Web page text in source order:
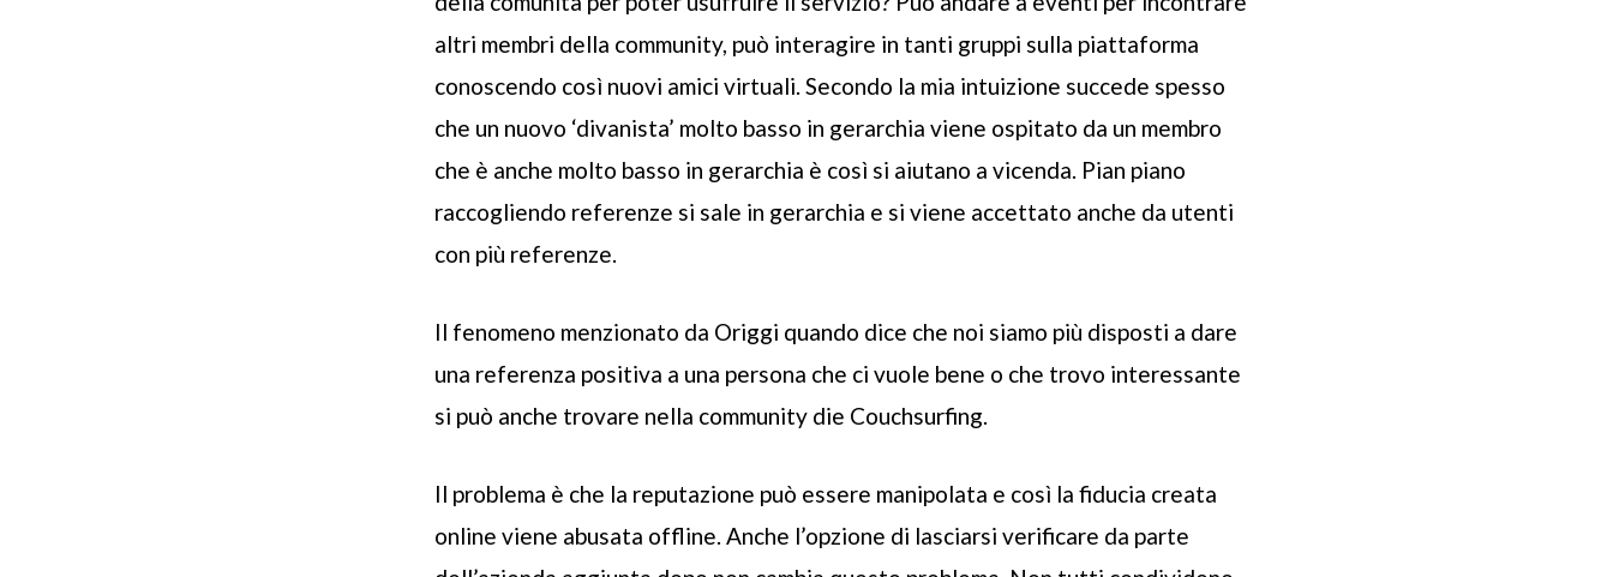
altri membri della community, può interagire in tanti gruppi sulla piattaforma
conoscendo così nuovi amici virtuali. Secondo la mia intuizione succede spesso
che un nuovo ‘divanista’ molto basso in gerarchia viene ospitato da un membro
che è anche molto basso in gerarchia è così si aiutano a vicenda. Pian piano
raccogliendo referenze si sale in gerarchia e si viene accettato anche da utenti
con più referenze.
Il fenomeno menzionato da Origgi quando dice che noi siamo più disposti a dare
una referenza positiva a una persona che ci vuole bene o che trovo interessante
si può anche trovare nella community die Couchsurfing.
Il problema è che la reputazione può essere manipolata e così la fiducia creata
online viene abusata offline. Anche l’opzione di lasciarsi verificare da parte